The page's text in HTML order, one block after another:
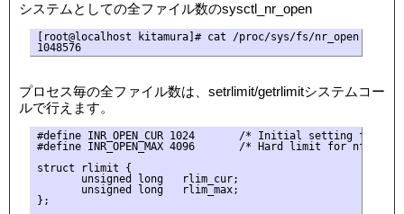
システムとしての全ファイル数のsysctl_nr_open
[root@localhost kitamura]# cat /proc/sys/fs/nr_open
1048576
プロセス毎の全ファイル数は、setrlimit/getrlimitシステムコー
ルで行えます。
#define INR_OPEN_CUR 1024       /* Initial setting for
#define INR_OPEN_MAX 4096       /* Hard limit for nfile
struct rlimit {
       unsigned long   rlim_cur;
       unsigned long   rlim_max;
};